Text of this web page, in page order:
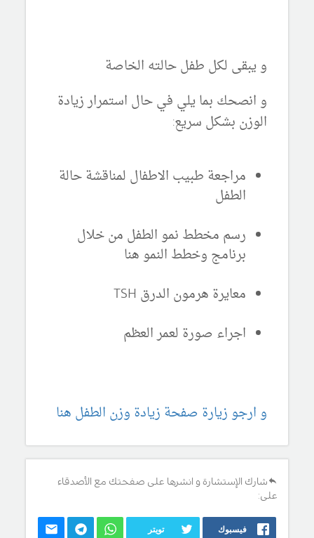
و يبقى لكل طفل حالته الخاصة
و انصحك بما يلي في حال استمرار زيادة
الوزن بشكل سريع:
مراجعة طبيب الاطفال لمناقشة حالة
الطفل
رسم مخطط نمو الطفل من خلال
برنامج وخطط النمو هنا
معايرة هرمون الدرق TSH
اجراء صورة لعمر العظم
و ارجو زيارة صفحة زيادة وزن الطفل هنا
شارك الإستشارة و انشرها على صفحتك مع الأصدقاء
على:
فيسبوك تويتر